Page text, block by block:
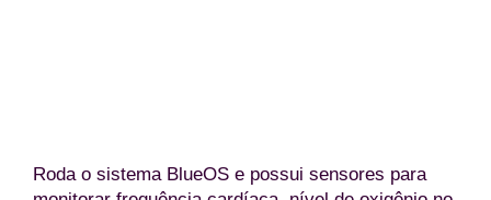
Roda o sistema BlueOS e possui sensores para